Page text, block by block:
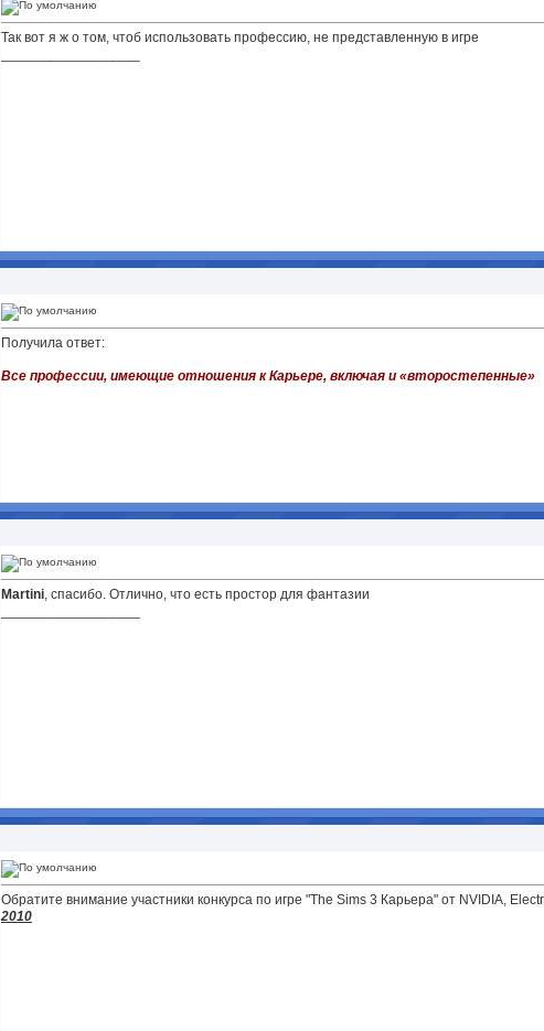
Так вот я ж о том, чтоб использовать профессию, не представленную в игре
Получила ответ:
Все профессии, имеющие отношения к Карьере, включая и «второстепенные»
Martini, спасибо. Отлично, что есть простор для фантазии
Обратите внимание участники конкурса по игре "The Sims 3 Карьера" от NVIDIA,
2010